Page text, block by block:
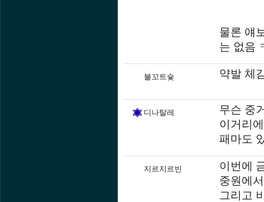
물론 얘
는 없음
불꼬트슟 약발 체
디나탈레
무슨 중
이거리
패마도
지르지르빈
이번에
중원에
그리고